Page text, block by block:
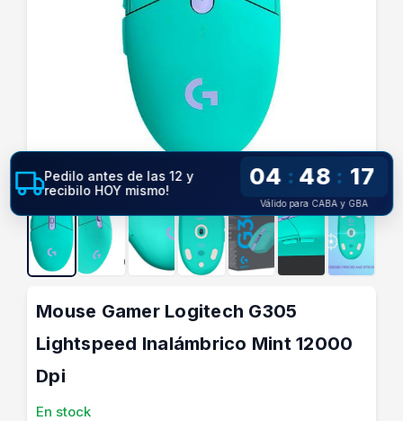
Mouse Gamer Logitech G305
Lightspeed Inalámbrico Mint 12000
Dpi
En stock
Pedilo antes de las 12 y
recibilo HOY mismo!
04 : 48 : 16
Válido para CABA y GBA